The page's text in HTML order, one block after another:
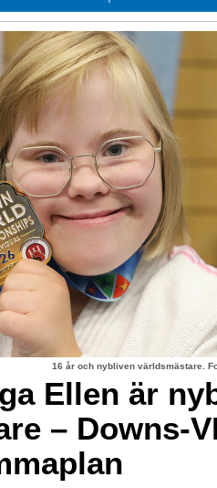
16 år och nybliven världsmästare.
Ellen är
– Downs-